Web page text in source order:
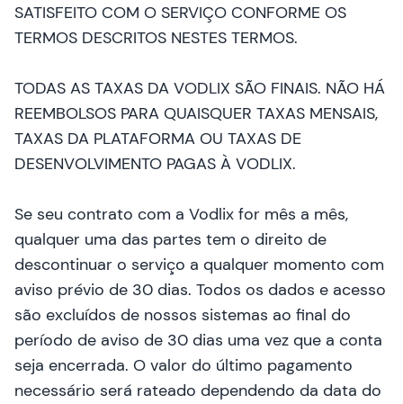
SATISFEITO COM O SERVIÇO CONFORME OS
TERMOS DESCRITOS NESTES TERMOS.
TODAS AS TAXAS DA VODLIX SÃO FINAIS. NÃO HÁ
REEMBOLSOS PARA QUAISQUER TAXAS MENSAIS,
TAXAS DA PLATAFORMA OU TAXAS DE
DESENVOLVIMENTO PAGAS À VODLIX.
Se seu contrato com a Vodlix for mês a mês,
qualquer uma das partes tem o direito de
descontinuar o serviço a qualquer momento com
aviso prévio de 30 dias. Todos os dados e acesso
são excluídos de nossos sistemas ao final do
período de aviso de 30 dias uma vez que a conta
seja encerrada. O valor do último pagamento
necessário será rateado dependendo da data do